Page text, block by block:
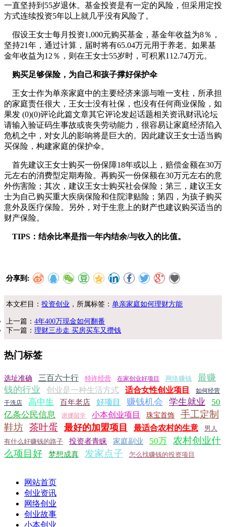
一直坚持到55岁退休。基金投资是有一定的风险，但采用定投
方式连续投资5年以上就几乎没有风险了。
假设王女士每月投资1,000元购买基金，基金年收益为8％，
坚持21年，通过计算，届时将有65.04万元用于养老。如果基
金年收益为12％，则在王女士55岁时，可积累112.74万元。
购买足够保险，为自己和孩子撑好保护伞
王女士作为单亲家庭中的主要经济来源与唯一支柱，所承担
的家庭责任很大，王女士没有社保，也没有任何商业保险，如
果发 (0)(0)评论此篇文章其它评论发起话题相关资讯财讯论坛
请输入验证码生事故或丧失劳动能力，很容易让家庭经济陷入
危机之中，对女儿的影响将是巨大的。因此建议王女士适当购
买保险，构建家庭的保护伞。
首先建议王女士购买一份保障18年或以上，赔偿金额在30万
元左右的消费型定期寿险。再购买一份保额在30万元左右的意
外伤害险；其次，建议王女士购买社会保险；第三，建议王女
士为自己购买重大疾病保险和住院津贴险；第四，为孩子购买
意外及医疗保险。另外，对于生意上的财产也建议购买适当的
财产保险。
TIPS：结余比率是指一年内结余/与收入的比值。
分享到:
本文栏目：投资创业 ，所属标签：单亲家庭如何理财方能
上一篇：4年400万现金如何翻番
下一篇：理财三步走 买房买车又攒钱
热门标签
选址准确 三百六十行 特许经营 在家创业好项目 网络赚钱
最赚
钱的行业
创业是一种生活方式 适合女性创业项目
如何经营
干洗店
高中生 百年老店 好项目 赚钱机会 学生就业
50
亿条公民信息
谢娜留学 小本创业项目 珠宝首饰
手工定制
鞋坊 茶叶蛋 最好的加盟项目 最适合农村的生意
男人
有什么好赚钱的路子
投资者青睐 家庭副业 50万
农村创业什
么项目好
梦想成真 发家点子 怎么找赚钱的投资项目
网站首页
创业资讯
网络创业
创业故事
小本创业